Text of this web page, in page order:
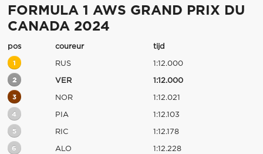
FORMULA 1 AWS GRAND PRIX DU
CANADA 2024
pos coureur tijd
1 RUS 1:12.000
2 VER 1:12.000
3 NOR 1:12.021
4 PIA 1:12.103
5 RIC 1:12.178
6 ALO 1:12.228